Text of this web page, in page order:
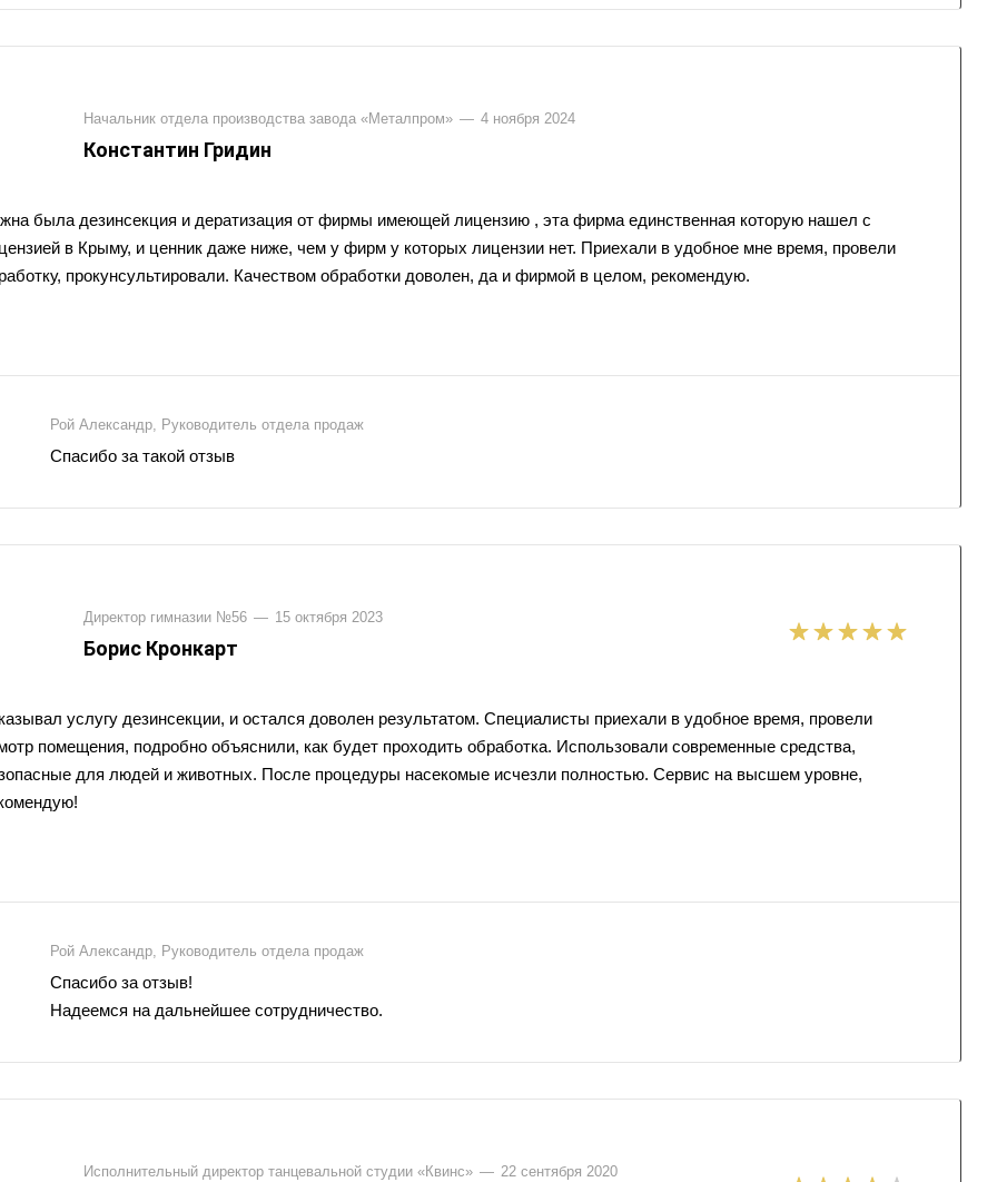
Начальник отдела производства завода «Металпром» — 4 ноября 2024
Константин Гридин
была дезинсекция и дератизация от фирмы имеющей лицензию , эта фирма единственная которую нашел с
в Крыму, и ценник даже ниже, чем у фирм у которых лицензии нет. Приехали в удобное мне время, провели
прокунсультировали. Качеством обработки доволен, да и фирмой в целом, рекомендую.
Рой Александр, Руководитель отдела продаж
Спасибо за такой отзыв
Директор гимназии №56 — 15 октября 2023
Борис Кронкарт
услугу дезинсекции, и остался доволен результатом. Специалисты приехали в удобное время, провели
помещения, подробно объяснили, как будет проходить обработка. Использовали современные средства,
для людей и животных. После процедуры насекомые исчезли полностью. Сервис на высшем уровне,
Рой Александр, Руководитель отдела продаж
Спасибо за отзыв!
Надеемся на дальнейшее сотрудничество.
Исполнительный директор танцевальной студии «Квинс» — 22 сентября 2020